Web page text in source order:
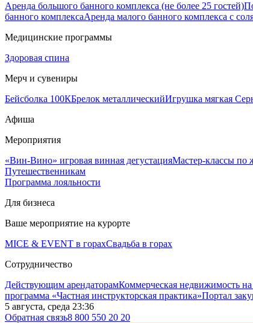
Аренда большого банного комплекса (не более 25 гостей)
банного комплексаАренда малого банного комплекса с
Медицинские программы
Здоровая спина
Мерч и сувениры
Бейсболка 100КБрелок металлическийИгрушка мягкая
Афиша
Мероприятия
«Вин-Вино» игровая винная дегустацияМастер-классы по
Путешественникам
Программа лояльности
Для бизнеса
Ваше мероприятие на курорте
MICE & EVENT в горахСвадьба в горах
Сотрудничество
Действующим арендаторамКоммерческая недвижимость
программа «Частная инструкторская практика»Портал
5 августа, среда 23:36
Обратная связь8 800 550 20 20